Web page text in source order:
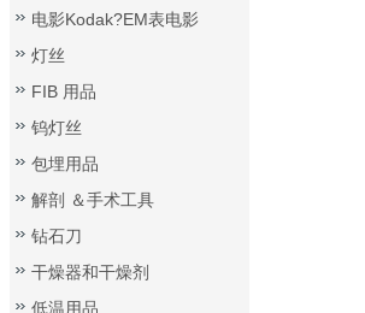
电影Kodak?EM表电影
灯丝
FIB 用品
钨灯丝
包埋用品
解剖 ＆手术工具
钻石刀
干燥器和干燥剂
低温用品